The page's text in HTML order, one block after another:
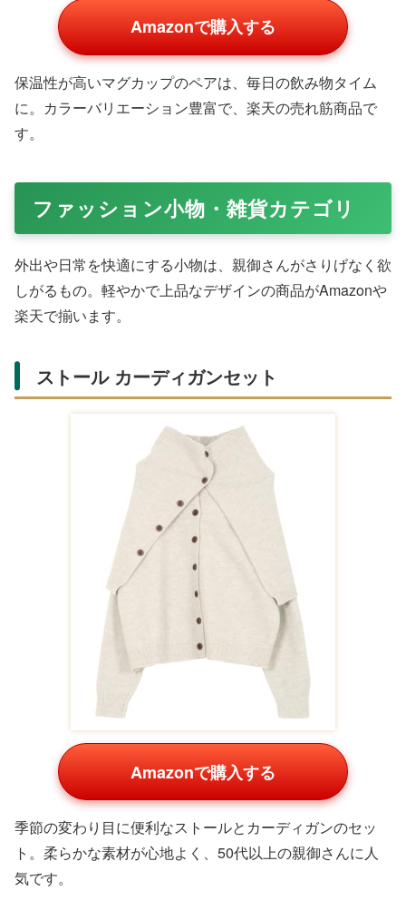
ガラスの輝きが上品で、名入れ対応のものが人気です。デ
ィナータイムをエレガントに。
フォトフレーム付き置き時計
Amazonで購入する
家族写真を飾れる時計は、思い出を形にするギフト。美し
い花柄デザインが親御さんの部屋にマッチし、Amazonで
レビュー多数です。
高級マグカップ ペアセット